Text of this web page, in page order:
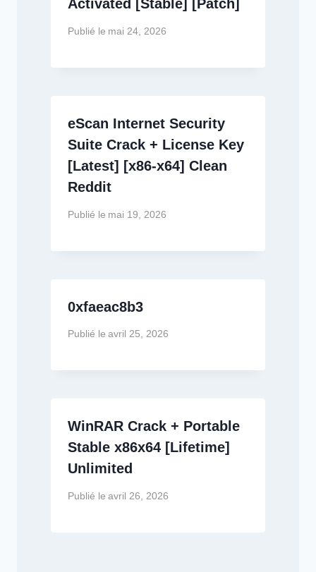
Activated [Stable] [Patch]
Publié le mai 24, 2026
eScan Internet Security
Suite Crack + License Key
[Latest] [x86-x64] Clean
Reddit
Publié le mai 19, 2026
0xfaeac8b3
Publié le avril 25, 2026
WinRAR Crack + Portable
Stable x86x64 [Lifetime]
Unlimited
Publié le avril 26, 2026